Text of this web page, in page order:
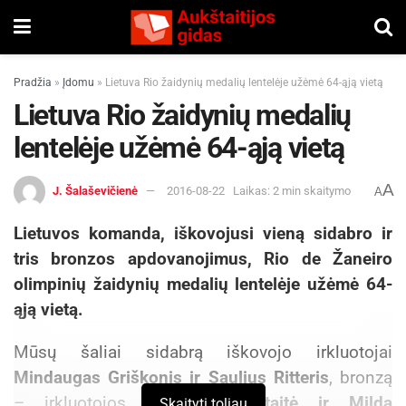
Pradžia » Įdomu » Lietuva Rio žaidynių medalių lentelėje užėmė 64-ąją vietą
Lietuva Rio žaidynių medalių
lentelėje užėmė 64-ąją vietą
J. Šalaševičienė 2016-08-22 Laikas: 2 min skaitymo AA
Lietuvos komanda, iškovojusi vieną sidabro ir
tris bronzos apdovanojimus, Rio de Žaneiro
olimpinių žaidynių medalių lentelėje užėmė 64-
ąją vietą.
Mūsų šaliai sidabrą iškovojo irkluotojai
Mindaugas Griškonis ir Saulius Ritteris, bronzą